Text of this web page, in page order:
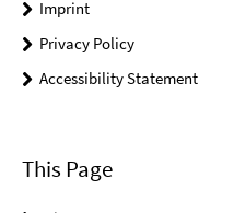
Imprint
Privacy Policy
Accessibility Statement
This Page